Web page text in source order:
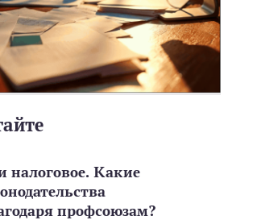
налоговое. Какие
профсоюзам?